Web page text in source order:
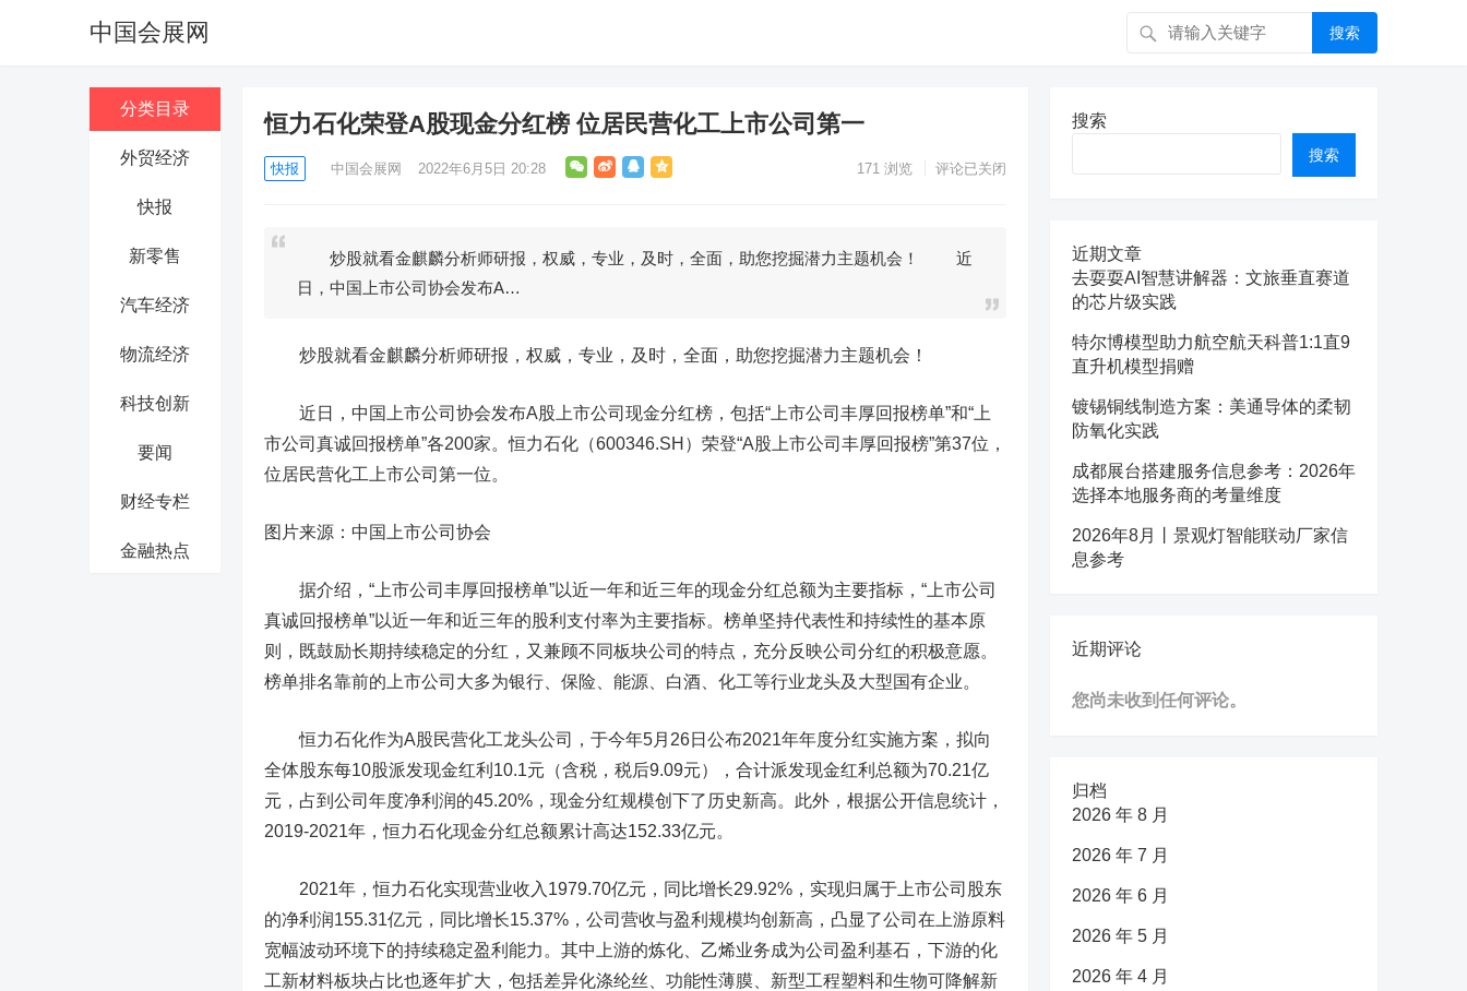
中国会展网 搜索
分类目录
外贸经济
快报
新零售
汽车经济
物流经济
科技创新
要闻
财经专栏
金融热点
恒力石化荣登A股现金分红榜 位居民营化工上市公司第一
快报 中国会展网 2022年6月5日 20:28 171 浏览 评论已关闭
炒股就看金麒麟分析师研报，权威，专业，及时，全面，助您挖掘潜力主题机会！ 近
日，中国上市公司协会发布A…
炒股就看金麒麟分析师研报，权威，专业，及时，全面，助您挖掘潜力主题机会！
近日，中国上市公司协会发布A股上市公司现金分红榜，包括“上市公司丰厚回报榜单”和“上
市公司真诚回报榜单”各200家。恒力石化 （600346.SH）荣登“A股上市公司丰厚回报榜”第37位，
位居民营化工上市公司第一位。
图片来源：中国上市公司协会
据介绍，“上市公司丰厚回报榜单”以近一年和近三年的现金分红总额为主要指标，“上市公司
真诚回报榜单”以近一年和近三年的股利支付率为主要指标。榜单坚持代表性和持续性的基本原
则，既鼓励长期持续稳定的分红，又兼顾不同板块公司的特点，充分反映公司分红的积极意愿。
榜单排名靠前的上市公司大多为银行、保险、能源、白酒、化工等行业龙头及大型国有企业。
恒力石化作为A股民营化工龙头公司，于今年5月26日公布2021年年度分红实施方案，拟向
全体股东每10股派发现金红利10.1元（含税，税后9.09元），合计派发现金红利总额为70.21亿
元，占到公司年度净利润的45.20%，现金分红规模创下了历史新高。此外，根据公开信息统计，
2019-2021年，恒力石化现金分红总额累计高达152.33亿元。
2021年，恒力石化实现营业收入1979.70亿元，同比增长29.92%，实现归属于上市公司股东
的净利润155.31亿元，同比增长15.37%，公司营收与盈利规模均创新高，凸显了公司在上游原料
宽幅波动环境下的持续稳定盈利能力。其中上游的炼化、乙烯业务成为公司盈利基石，下游的化
工新材料板块占比也逐年扩大，包括差异化涤纶丝、功能性薄膜、新型工程塑料和生物可降解新
搜索
搜索
近期文章
去耍耍AI智慧讲解器：文旅垂直赛道
的芯片级实践
特尔博模型助力航空航天科普1:1直9
直升机模型捐赠
镀锡铜线制造方案：美通导体的柔韧
防氧化实践
成都展台搭建服务信息参考：2026年
选择本地服务商的考量维度
2026年8月丨景观灯智能联动厂家信
息参考
近期评论
您尚未收到任何评论。
归档
2026 年 8 月
2026 年 7 月
2026 年 6 月
2026 年 5 月
2026 年 4 月